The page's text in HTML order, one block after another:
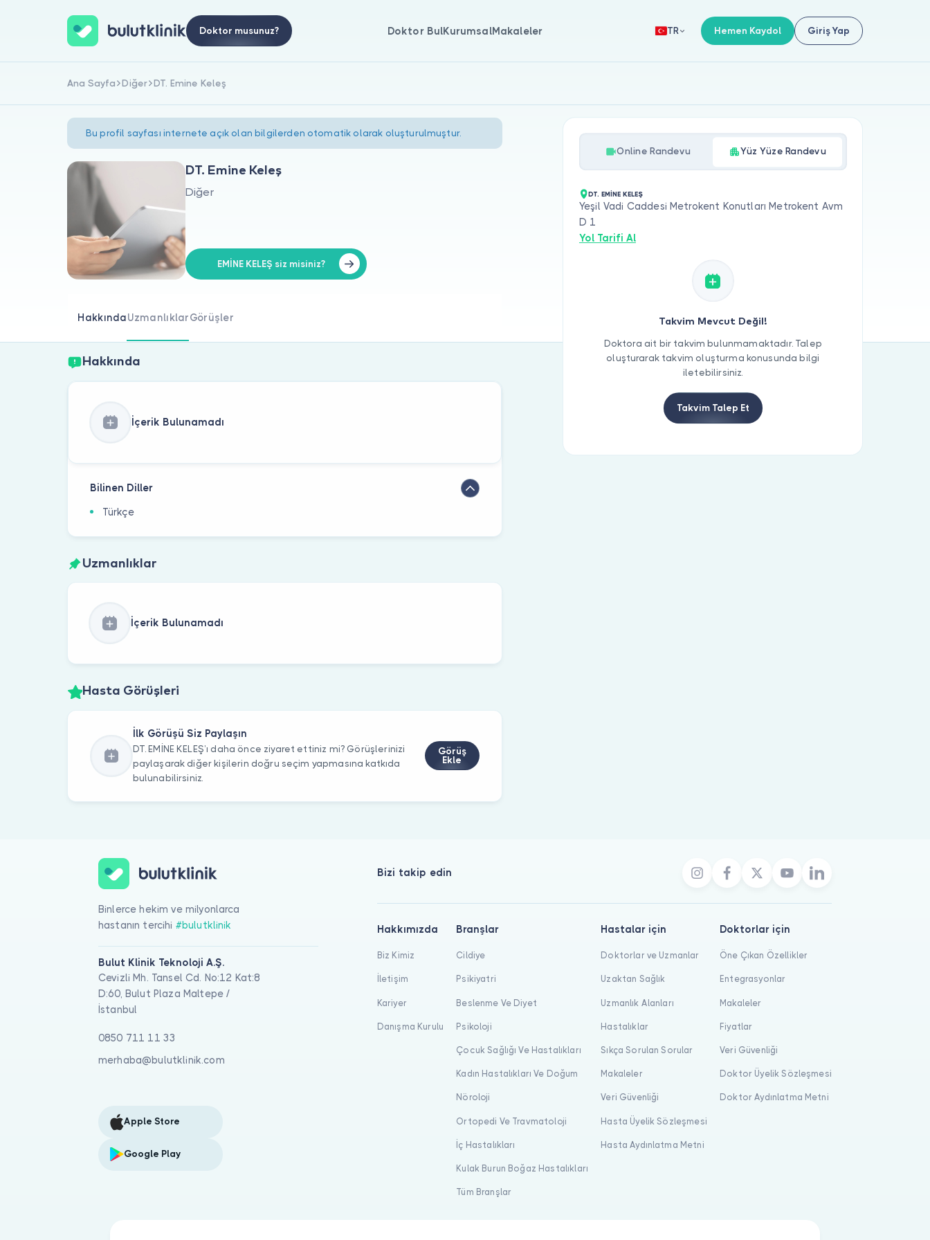
Doktor musunuz? Doktor BulKurumsalMakaleler TR Hemen Kaydol Giriş Yap
Ana Sayfa Diğer DT. Emine Keleş
Bu profil sayfası internete açık olan bilgilerden otomatik olarak oluşturulmuştur.
DT. Emine Keleş
Diğer
EMİNE KELEŞ siz misiniz?
HakkındaUzmanlıklarGörüşler
Hakkında
İçerik Bulunamadı
Bilinen Diller
Türkçe
Uzmanlıklar
İçerik Bulunamadı
Hasta Görüşleri
İlk Görüşü Siz Paylaşın
DT. EMİNE KELEŞ’ı daha önce ziyaret ettiniz mi? Görüşlerinizi
paylaşarak diğer kişilerin doğru seçim yapmasına katkıda
bulunabilirsiniz.
Görüş
Ekle
Online Randevu Yüz Yüze Randevu
DT. EMİNE KELEŞ
Yeşil Vadi Caddesi Metrokent Konutları Metrokent Avm
D 1
Yol Tarifi Al
Takvim Mevcut Değil!
Doktora ait bir takvim bulunmamaktadır. Talep
oluşturarak takvim oluşturma konusunda bilgi
iletebilirsiniz.
Takvim Talep Et
Binlerce hekim ve milyonlarca
hastanın tercihi #bulutklinik
Bulut Klinik Teknoloji A.Ş.
Cevizli Mh. Tansel Cd. No:12 Kat:8
D:60, Bulut Plaza Maltepe /
İstanbul
0850 711 11 33
merhaba@bulutklinik.com
Apple Store
Google Play
Bizi takip edin
Hakkımızda
Biz Kimiz
İletişim
Kariyer
Danışma Kurulu
Branşlar
Cildiye
Psikiyatri
Beslenme Ve Diyet
Psikoloji
Çocuk Sağlığı Ve Hastalıkları
Kadın Hastalıkları Ve Doğum
Nöroloji
Ortopedi Ve Travmatoloji
İç Hastalıkları
Kulak Burun Boğaz Hastalıkları
Tüm Branşlar
Hastalar için
Doktorlar ve Uzmanlar
Uzaktan Sağlık
Uzmanlık Alanları
Hastalıklar
Sıkça Sorulan Sorular
Makaleler
Veri Güvenliği
Hasta Üyelik Sözleşmesi
Hasta Aydınlatma Metni
Doktorlar için
Öne Çıkan Özellikler
Entegrasyonlar
Makaleler
Fiyatlar
Veri Güvenliği
Doktor Üyelik Sözleşmesi
Doktor Aydınlatma Metni